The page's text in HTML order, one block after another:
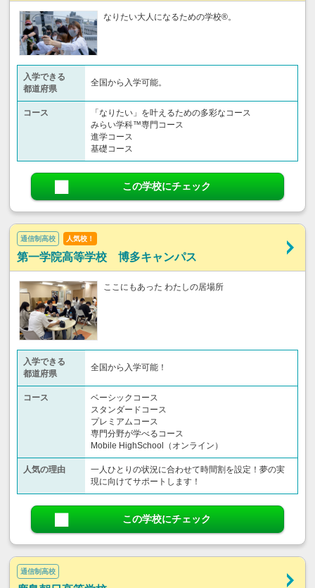
なりたい大人になるための学校®。
入学できる
都道府県
全国から入学可能。
コース
「なりたい」を叶えるための多彩なコース
みらい学科™専門コース
進学コース
基礎コース
この学校にチェック
通信制高校 人気校！
第一学院高等学校 博多キャンパス
ここにもあった わたしの居場所
入学できる
都道府県
全国から入学可能！
コース
ベーシックコース
スタンダードコース
プレミアムコース
専門分野が学べるコース
Mobile HighSchool（オンライン）
人気の理由
一人ひとりの状況に合わせて時間割を設定！夢の実
現に向けてサポートします！
この学校にチェック
通信制高校